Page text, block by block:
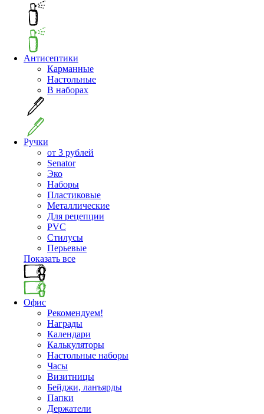
Антисептики
Карманные
Настольные
В наборах
Ручки
от 3 рублей
Senator
Эко
Наборы
Пластиковые
Металлические
Для рецепции
PVC
Стилусы
Перьевые
Показать все
Офис
Рекомендуем!
Награды
Календари
Калькуляторы
Настольные наборы
Часы
Визитницы
Бейджи, ланъярды
Папки
Держатели